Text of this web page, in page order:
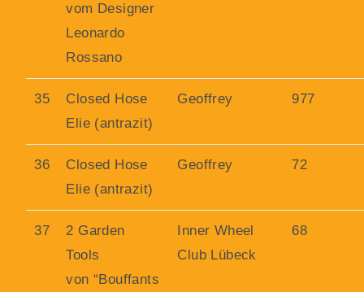
vom Designer
Leonardo
Rossano
35
Closed Hose
Elie (antrazit)
Geoffrey 977
36
Closed Hose
Elie (antrazit)
Geoffrey 72
37
2 Garden
Tools
von “Bouffants
Inner Wheel
Club Lübeck
68